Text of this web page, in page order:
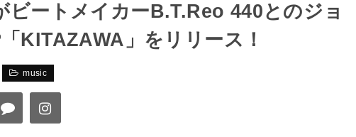
ビートメイカーB.T.Reo 440とのジョ
KITAZAWA」をリリース！
music